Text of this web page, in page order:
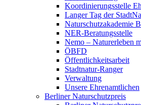
Koordinierungsstelle
Langer Tag der
Naturschutzakademie
NER-Beratungsstelle
Nemo – Naturerleben
ÖBFD
Öffentlichkeitsarbeit
Stadtnatur-Ranger
Verwaltung
Unsere Ehrenamtlichen
Berliner Naturschutzpreis